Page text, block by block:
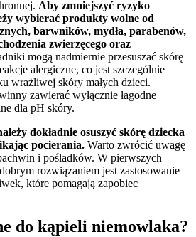
Aby zmniejszyć ryzyko
wybierać produkty wolne od
barwników, mydła, parabenów,
zwierzęcego oraz
mogą nadmiernie przesuszać skórę
alergiczne, co jest szczególnie
wrażliwej skóry małych dzieci.
zawierać wyłącznie łagodne
dla pH skóry.
dokładnie osuszyć skórę dziecka
pocierania. Warto zwrócić uwagę
i pośladków. W pierwszych
rozwiązaniem jest zastosowanie
które pomagają zapobiec
do kąpieli niemowlaka?